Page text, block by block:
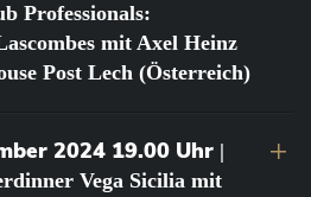
Professionals:
mit Axel Heinz
Post Lech (Österreich)
2024 19.00 Uhr |
Vega Sicilia mit